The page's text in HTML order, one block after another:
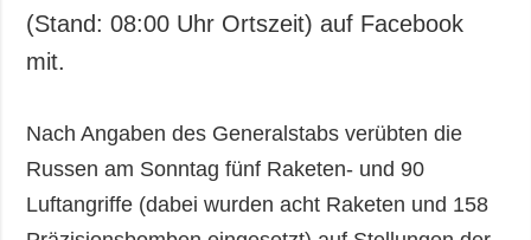
Interview
Fotobank
(Stand: 08:00 Uhr Ortszeit) auf Facebook
mit.
Nach Angaben des Generalstabs verübten die
Russen am Sonntag fünf Raketen- und 90
Luftangriffe (dabei wurden acht Raketen und 158